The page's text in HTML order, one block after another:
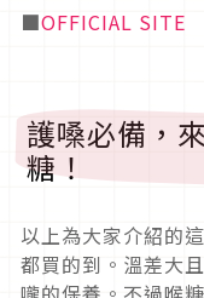
■OFFICIAL SITE
護嗓必備，
糖！
以上為大家介紹的
都買的到。溫差大